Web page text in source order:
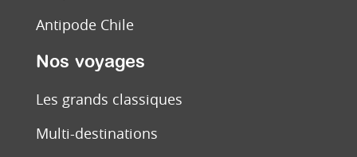
Antipode Chile
Nos voyages
Les grands classiques
Multi-destinations